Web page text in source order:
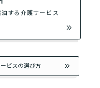
する介護サービス
ビスの選び方